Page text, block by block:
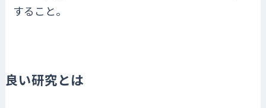
すること。
良い研究とは